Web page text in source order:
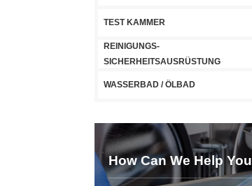
TEST KAMMER
REINIGUNGS-
SICHERHEITSAUSRÜSTUNG
WASSERBAD / ÖLBAD
How Can We Help You